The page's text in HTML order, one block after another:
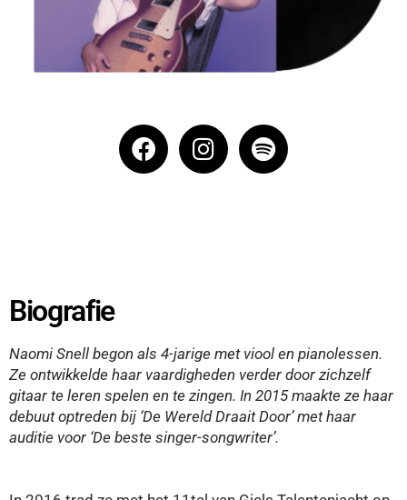
Biografie
Naomi Snell begon als 4-jarige met viool en pianolessen.
Ze ontwikkelde haar vaardigheden verder door zichzelf
gitaar te leren spelen en te zingen. In 2015 maakte ze haar
debuut optreden bij ‘De Wereld Draait Door’ met haar
auditie voor ‘De beste singer-songwriter’.